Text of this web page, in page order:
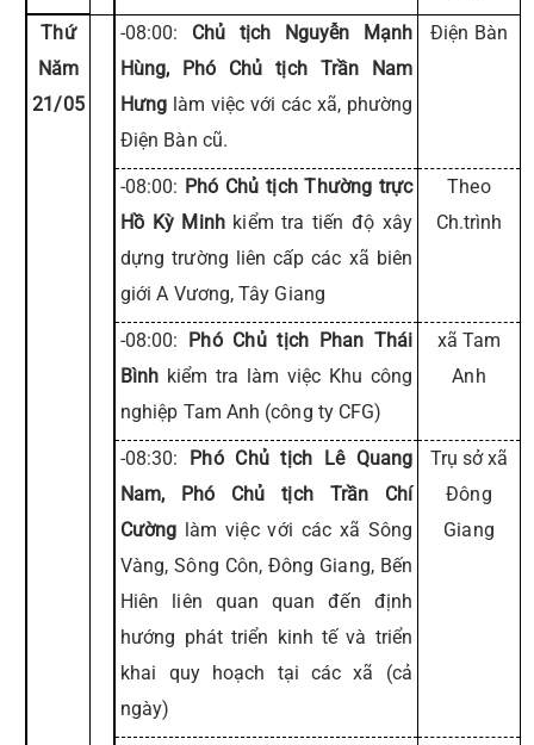
Thứ
Năm
21/05
-08:00: Chủ tịch Nguyễn Mạnh
Hùng, Phó Chủ tịch Trần Nam
Hưng làm việc với các xã, phường
Điện Bàn cũ.
Điện Bàn
-08:00: Phó Chủ tịch Thường trực
Hồ Kỳ Minhkiểm tra tiến độ xây
dựng trường liên cấp các xã biên
giới A Vương, Tây Giang
Theo
Ch.trình
-08:00: Phó Chủ tịch Phan Thái
Bình kiểm tra làm việc Khu công
nghiệp Tam Anh (công ty CFG)
xã Tam
Anh
-08:30: Phó Chủ tịch Lê Quang
Nam, Phó Chủ tịch Trần Chí
Cường làm việc với các xã Sông
Vàng, Sông Côn, Đông Giang, Bến
Hiên liên quan quan đến định
hướng phát triển kinh tế và triển
khai quy hoạch tại các xã (cả
ngày)
Trụ sở xã
Đông
Giang